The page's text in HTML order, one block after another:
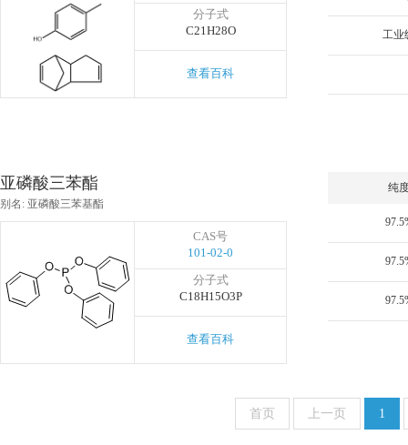
分子式
C21H28O
查看百科
工业
亚磷酸三苯酯
别名: 亚磷酸三苯基酯
CAS号
101-02-0
分子式
C18H15O3P
查看百科
纯
首页 上一页 1